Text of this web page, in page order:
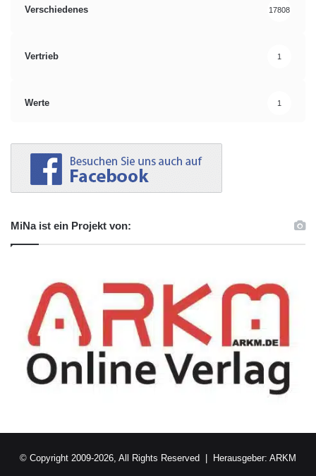
Verschiedenes 17808
Vertrieb 1
Werte 1
MiNa ist ein Projekt von:
© Copyright 2009-2026, All Rights Reserved | Herausgeber: ARKM